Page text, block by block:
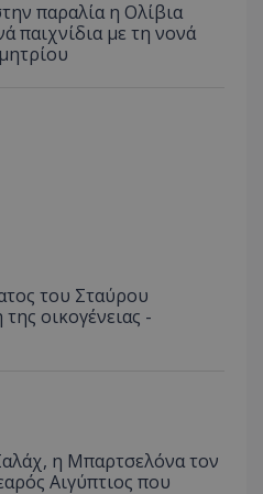
παραλία η Ολίβια
παιχνίδια με τη νονά
του Σταύρου
οικογένειας -
η Μπαρτσελόνα τον
Αιγύπτιος που
.youtube.com